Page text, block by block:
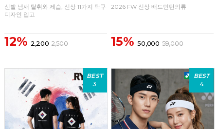
신발 냄새 탈취와 제습, 신상 11가지 탁구
디자인 입고
12% 2,200 2,500
2026 FW 신상 배드민턴의류
15% 50,000 59,000
BEST
3
BEST
4